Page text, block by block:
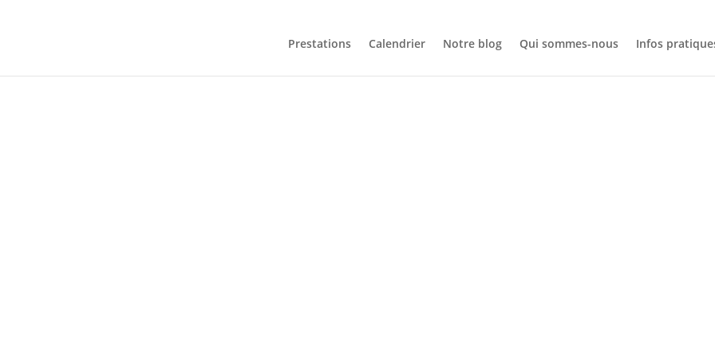
Prestations Calendrier Notre blog Qui sommes-nous Infos